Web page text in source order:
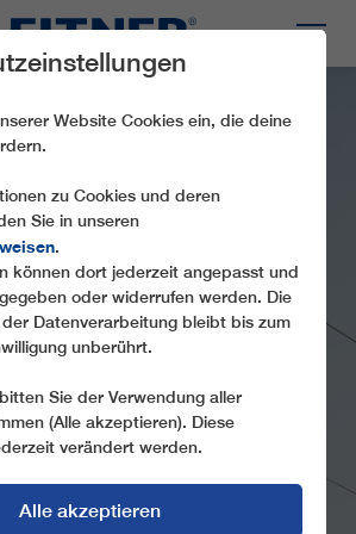
SÜD
Website Cookies ein, die deine
zu Cookies und deren
Sie in unseren
.
können dort jederzeit angepasst und
oder widerrufen werden. Die
Datenverarbeitung bleibt bis zum
unberührt.
Sie der Verwendung aller
(Alle akzeptieren). Diese
verändert werden.
Alle akzeptieren